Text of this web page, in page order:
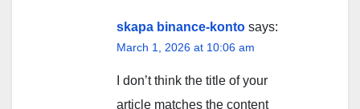
skapa binance-konto says:
March 1, 2026 at 10:06 am
I don’t think the title of your
article matches the content